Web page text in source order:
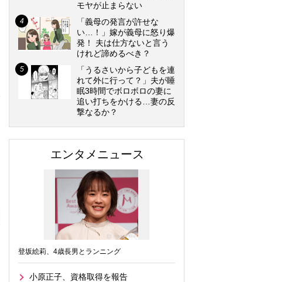
モヤが止まらない
「義母の発言が許せな
い…！」嫁が義母に怒り爆
発！ 夫は仕方ないと言う
けれど諦めるべき？
「うるさいから子どもを連
れて外に行って？」夫が睡
眠3時間でボロボロの妻に
追い打ちをかける…妻の反
撃なるか？
エンタメニュース
登坂絵莉、4歳長男とランニング
小原正子、資格取得を報告